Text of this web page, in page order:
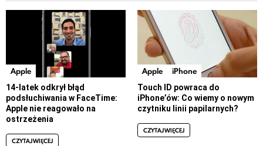
Apple
14-latek odkrył błąd
podsłuchiwania w FaceTime:
Apple nie reagowało na
ostrzeżenia
CZYTAJ WIĘCEJ
Apple iPhone
Touch ID powraca do
iPhone’ów: Co wiemy o nowym
czytniku linii papilarnych?
CZYTAJ WIĘCEJ